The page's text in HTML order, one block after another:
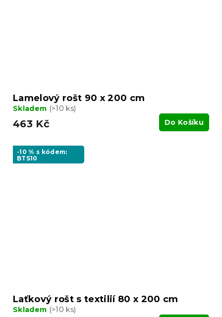
Lamelový rošt 90 x 200 cm
Skladem (>10 ks)
463 Kč Do Košíku
-10 % s kódem:
BTS10
Laťkový rošt s textilií 80 x 200 cm
Skladem (>10 ks)